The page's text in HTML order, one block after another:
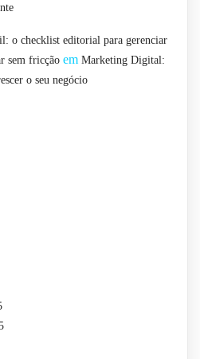
o checklist editorial para gerenciar
sem fricção em Marketing Digital:
o seu negócio